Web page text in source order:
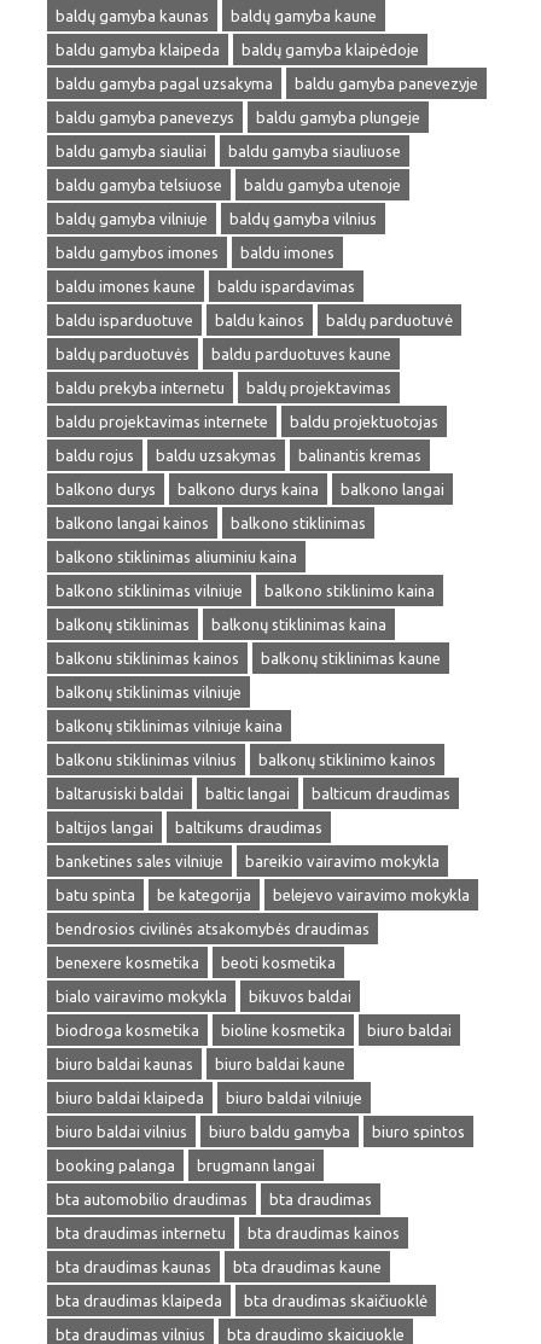
baldų gamyba kaunas
baldų gamyba kaune
baldu gamyba klaipeda
baldų gamyba klaipėdoje
baldu gamyba pagal uzsakyma
baldu gamyba panevezyje
baldu gamyba panevezys
baldu gamyba plungeje
baldu gamyba siauliai
baldu gamyba siauliuose
baldu gamyba telsiuose
baldu gamyba utenoje
baldų gamyba vilniuje
baldų gamyba vilnius
baldu gamybos imones
baldu imones
baldu imones kaune
baldu ispardavimas
baldu isparduotuve
baldu kainos
baldų parduotuvė
baldų parduotuvės
baldu parduotuves kaune
baldu prekyba internetu
baldų projektavimas
baldu projektavimas internete
baldu projektuotojas
baldu rojus
baldu uzsakymas
balinantis kremas
balkono durys
balkono durys kaina
balkono langai
balkono langai kainos
balkono stiklinimas
balkono stiklinimas aliuminiu kaina
balkono stiklinimas vilniuje
balkono stiklinimo kaina
balkonų stiklinimas
balkonų stiklinimas kaina
balkonu stiklinimas kainos
balkonų stiklinimas kaune
balkonų stiklinimas vilniuje
balkonų stiklinimas vilniuje kaina
balkonu stiklinimas vilnius
balkonų stiklinimo kainos
baltarusiski baldai
baltic langai
balticum draudimas
baltijos langai
baltikums draudimas
banketines sales vilniuje
bareikio vairavimo mokykla
batu spinta
be kategorija
belejevo vairavimo mokykla
bendrosios civilinės atsakomybės draudimas
benexere kosmetika
beoti kosmetika
bialo vairavimo mokykla
bikuvos baldai
biodroga kosmetika
bioline kosmetika
biuro baldai
biuro baldai kaunas
biuro baldai kaune
biuro baldai klaipeda
biuro baldai vilniuje
biuro baldai vilnius
biuro baldu gamyba
biuro spintos
booking palanga
brugmann langai
bta automobilio draudimas
bta draudimas
bta draudimas internetu
bta draudimas kainos
bta draudimas kaunas
bta draudimas kaune
bta draudimas klaipeda
bta draudimas skaičiuoklė
bta draudimas vilnius
bta draudimo skaiciuokle